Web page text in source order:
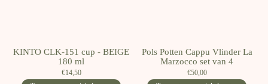
KINTO CLK-151 cup - BEIGE
180 ml
€14,50
Pols Potten Cappu Vlinder La
Marzocco set van 4
€50,00